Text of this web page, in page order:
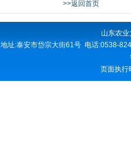
>>返回首页
山东农
地址:泰安市岱宗大街61号 电话:0538-
页面执行